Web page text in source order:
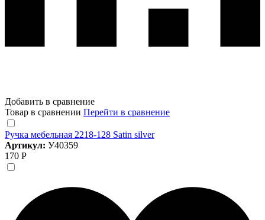
Добавить в сравнение
Товар в сравнении Перейти в сравнение
Ручка мебельная 2218-128 Satin silver
Артикул: У40359
170 Р